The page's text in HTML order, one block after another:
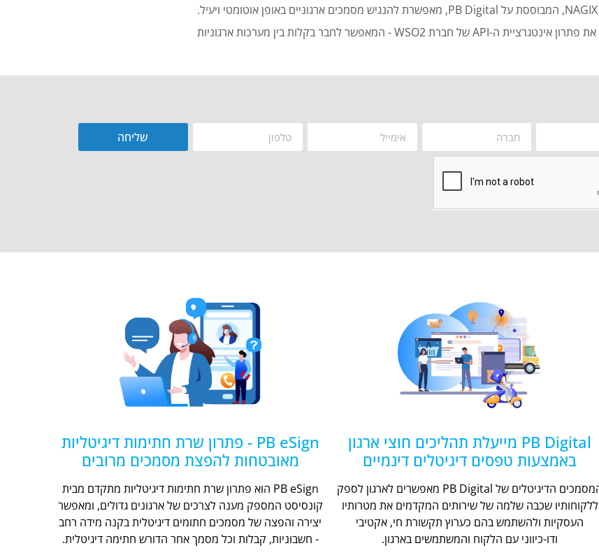
שליחה
PB Digital מייעלת תהליכים חוצי ארגון
באמצעות טפסים דיגיטלים דינמיים
המסמכים הדיגיטלים של PB Digital מאפשרים לארגון לספק
ללקוחותיו שכבה שלמה של שירותים המקדמים את מטרותיו
העסקיות ולהשתמש בהם כערוץ תקשורת חי, אקטיבי
ודו-כיווני עם הלקוח והמשתמשים בארגון.
PB eSign - פתרון שרת חתימות דיגיטליות
מאובטחות להפצת מסמכים מרובים
PB eSign הוא פתרון שרת חתימות דיגיטליות מתקדם מבית
קונסיסט המספק מענה לצרכים של ארגונים גדולים, ומאפשר
יצירה והפצה של מסמכים חתומים דיגיטלית בקנה מידה רחב
- חשבוניות, קבלות וכל מסמך אחר הדורש חתימה דיגיטלית.